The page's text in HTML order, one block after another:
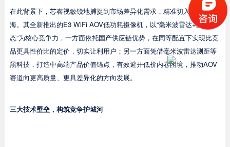
在此背景下，芯睿视敏锐地捕捉到市场差异化需求，精准切入差异化蓝
海。其全新推出的E3 WiFi AOV低功耗摄像机，以“毫米波雷达+星闪生
态”为核心竞争力，一方面依托国产供应链优势，在同等配置下实现比竞
品更具性价比的定价，切实让利用户；另一方面凭借毫米波雷达测距等
黑科技，打造中高端产品价值锚点，有效避开低价内卷困境，推动AOV
赛道向更高质量、更具差异化的方向发展。
三大技术壁垒，构筑竞争护城河